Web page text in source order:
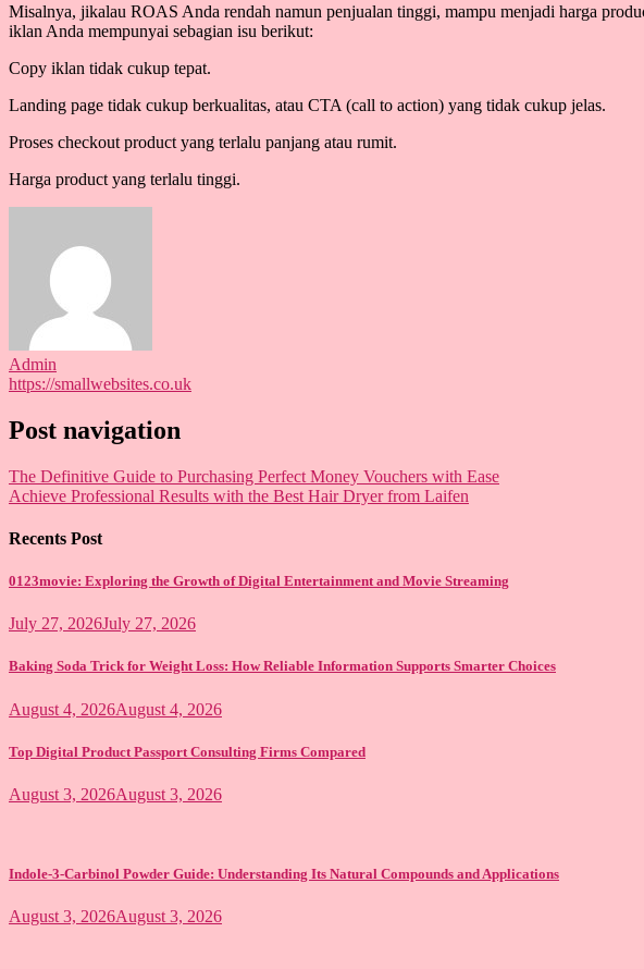
Misalnya, jikalau ROAS Anda rendah namun penjualan tinggi, mampu menjadi harga
iklan Anda mempunyai sebagian isu berikut:
Copy iklan tidak cukup tepat.
Landing page tidak cukup berkualitas, atau CTA (call to action) yang tidak cukup jelas.
Proses checkout product yang terlalu panjang atau rumit.
Harga product yang terlalu tinggi.
Admin
https://smallwebsites.co.uk
Post navigation
The Definitive Guide to Purchasing Perfect Money Vouchers with Ease
Achieve Professional Results with the Best Hair Dryer from Laifen
Recents Post
0123movie: Exploring the Growth of Digital Entertainment and Movie Streaming
July 27, 2026July 27, 2026
Baking Soda Trick for Weight Loss: How Reliable Information Supports Smarter Choices
August 4, 2026August 4, 2026
Top Digital Product Passport Consulting Firms Compared
August 3, 2026August 3, 2026
Indole-3-Carbinol Powder Guide: Understanding Its Natural Compounds and Applications
August 3, 2026August 3, 2026